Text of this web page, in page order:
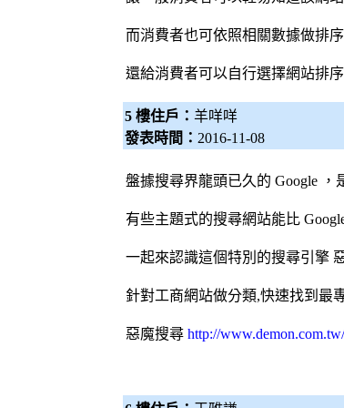
而消費者也可依照相關數據做排
還給消費者可以自行選擇網站排
5 樓住戶： 羊咩咩
發表時間： 2016-11-08
盤據搜尋界龍頭已久的 Google ，
有些主題式的搜尋網站能比
一起來認識這個特別的搜尋引擎
針對工商網站做分類,快速找到最
惡魔搜尋 http://www.demon.com.tw/